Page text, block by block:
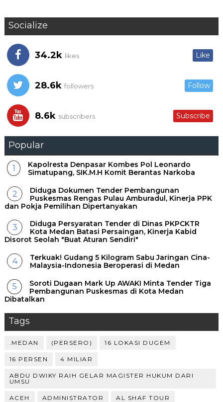
Socialize
34.2k likes Like
28.6k followers Follow
8.6k subscribers Subscribe
Popular
Kapolresta Denpasar Kombes Pol Leonardo
Simatupang, SIK.M.H Komit Berantas Narkoba
Diduga Dokumen Tender Pembangunan
Puskesmas Rengas Pulau Amburadul, Kinerja PPK
dan Pokja Pemilihan Dipertanyakan
Diduga Persyaratan Tender di Dinas PKPCKTR
Kota Medan Batasi Persaingan, Kinerja Kabid
Disorot Seolah "Buat Aturan Sendiri"
Terkuak! Gudang 5 Kilogram Sabu Jaringan Cina-
Malaysia-Indonesia Beroperasi di Medan
Soroti Dugaan Mark Up AWAKI Minta Tender Tiga
Pembangunan Puskesmas di Kota Medan
Dibatalkan
Tags
.MEDAN (PERSERO) 16 LOKASI DUGEM
16 PERSEN 4 MILIAR
ABDU DWIKY RAIH GELAR MAGISTER HUKUM DARI
UMSU
ACEH ADMINISTRATOR AL SHAF TOUR